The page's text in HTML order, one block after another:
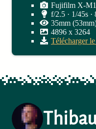
Fujifilm X-
f/2.5 · 1/45s ·
35mm
4896 x 3264
Télécharger